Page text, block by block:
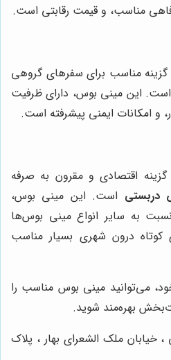
مناسب، و قیمت رقابتی است.
مناسب برای سفرهای گروهی
است. این مینی بوس، دارای ظرفیت
و امکانات ایمنی پیشرفته است.
اقتصادی و مقرون به صرفه
دربستی است. این مینی بوس،
به سایر انواع مینی بوس‌ها
درون شهری بسیار مناسب
می‌توانید مینی بوس مناسب را
بهره‌مند شوید.
، خیابان ملک الشعرای بهار ، پلاک